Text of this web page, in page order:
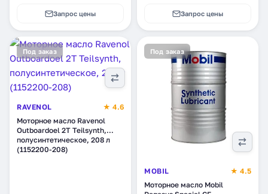
Запрос цены Запрос цены
Под заказ
RAVENOL
★ 4.6
Моторное масло Ravenol
Outboardoel 2T Teilsynth,
полусинтетическое, 208 л
(1152200-208)
Под заказ
MOBIL
★ 4.5
Моторное масло Mobil